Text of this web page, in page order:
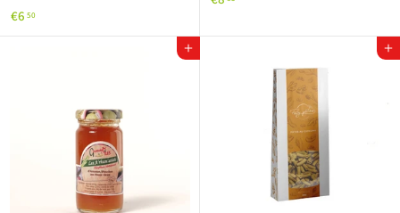
€6 50€
6
,
Ajouter au panier Ajouter au panier